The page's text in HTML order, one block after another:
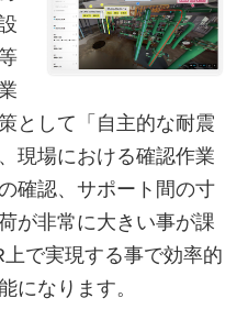
として「自主的な耐震
現場における確認作業
確認、サポート間の寸
が非常に大きい事が課
で実現する事で効率的
になります。